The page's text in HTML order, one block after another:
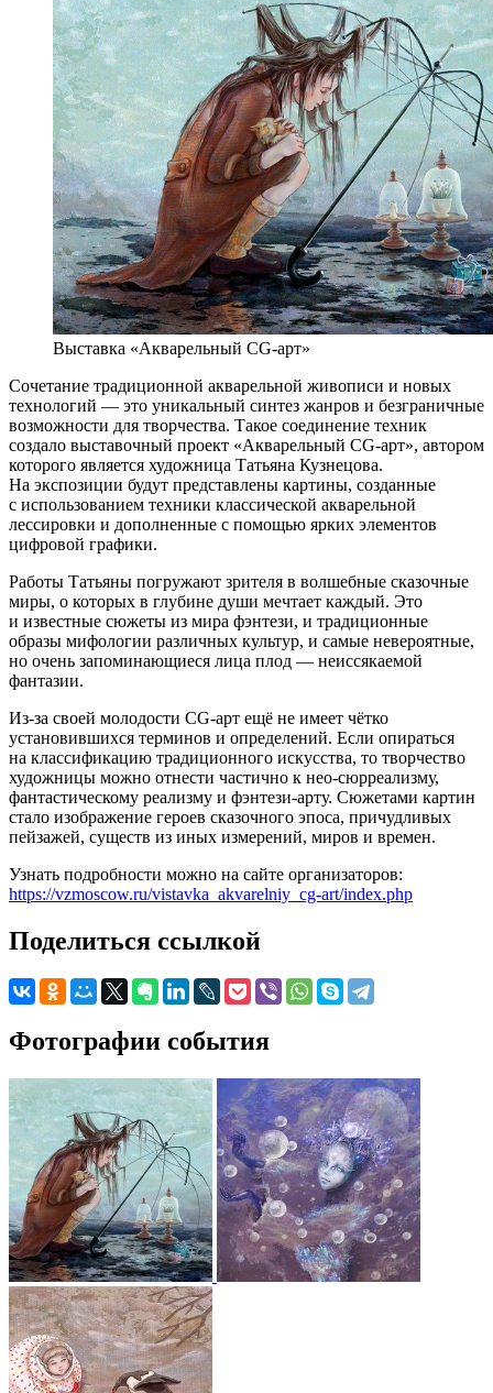
Выставка «Акварельный CG-арт»
Сочетание традиционной акварельной живописи и новых
технологий — это уникальный синтез жанров и безграничные
возможности для творчества. Такое соединение техник
создало выставочный проект «Акварельный CG-арт», автором
которого является художница Татьяна Кузнецова.
На экспозиции будут представлены картины, созданные
с использованием техники классической акварельной
лессировки и дополненные с помощью ярких элементов
цифровой графики.
Работы Татьяны погружают зрителя в волшебные сказочные
миры, о которых в глубине души мечтает каждый. Это
и известные сюжеты из мира фэнтези, и традиционные
образы мифологии различных культур, и самые невероятные,
но очень запоминающиеся лица плод — неиссякаемой
фантазии.
Из-за своей молодости CG-арт ещё не имеет чётко
установившихся терминов и определений. Если опираться
на классификацию традиционного искусства, то творчество
художницы можно отнести частично к нео-сюрреализму,
фантастическому реализму и фэнтези-арту. Сюжетами картин
стало изображение героев сказочного эпоса, причудливых
пейзажей, существ из иных измерений, миров и времен.
Узнать подробности можно на сайте организаторов:
https://vzmoscow.ru/vistavka_akvarelniy_cg-art/index.php
Поделиться ссылкой
Фотографии события